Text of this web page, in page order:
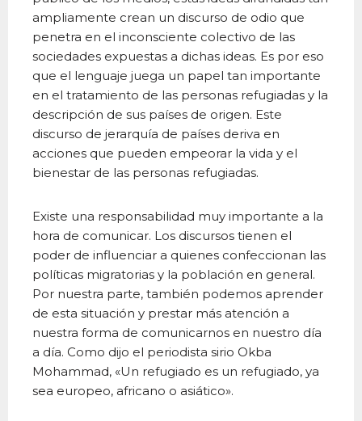
ampliamente crean un discurso de odio que
penetra en el inconsciente colectivo de las
sociedades expuestas a dichas ideas. Es por eso
que el lenguaje juega un papel tan importante
en el tratamiento de las personas refugiadas y la
descripción de sus países de origen. Este
discurso de jerarquía de países deriva en
acciones que pueden empeorar la vida y el
bienestar de las personas refugiadas.
Existe una responsabilidad muy importante a la
hora de comunicar. Los discursos tienen el
poder de influenciar a quienes confeccionan las
políticas migratorias y la población en general.
Por nuestra parte, también podemos aprender
de esta situación y prestar más atención a
nuestra forma de comunicarnos en nuestro día
a día. Como dijo el periodista sirio Okba
Mohammad, «Un refugiado es un refugiado, ya
sea europeo, africano o asiático».